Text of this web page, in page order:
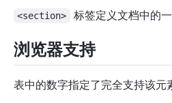
<section> 标签定义文档中的一
浏览器支持
表中的数字指定了完全支持该元